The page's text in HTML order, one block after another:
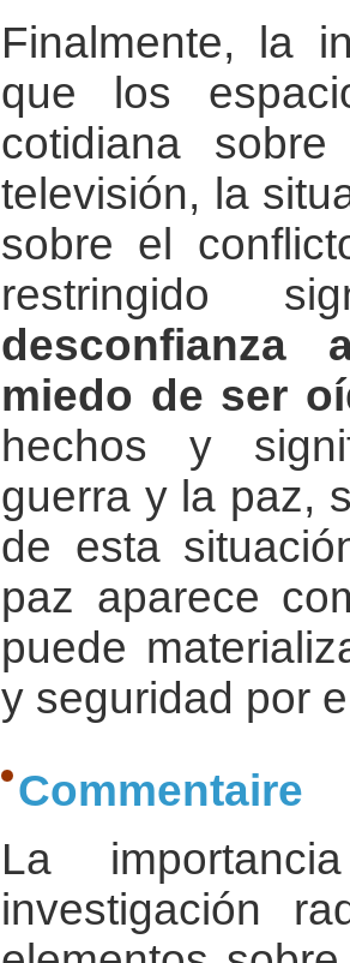
Finalmente, la
que los
cotidiana
televisión, la
sobre el
restringido
miedo de ser
hechos y
guerra y la paz,
de esta
paz aparece
puede
y seguridad por
Commentaire
La
investigación